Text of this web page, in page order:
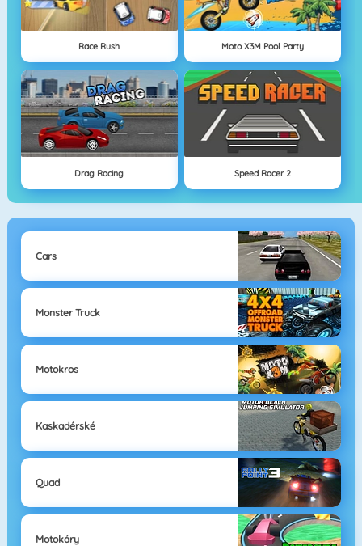
Race Rush Moto X3M Pool Party
Drag Racing Speed Racer 2
Cars
Monster Truck
Motokros
Kaskadérské
Quad
Motokáry